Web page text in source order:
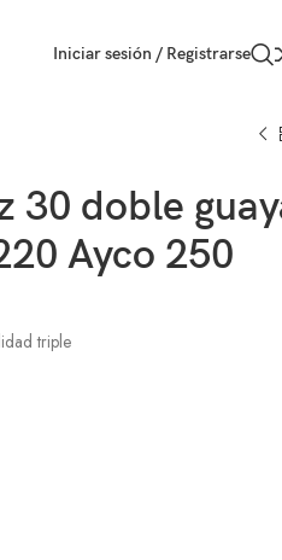
Iniciar sesión / Registrarse
30 doble
Ayco 250
triple